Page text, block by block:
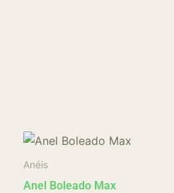
Anéis
Anel Boleado Max
Este